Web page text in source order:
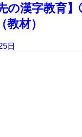
先の漢字教育
教材）
日